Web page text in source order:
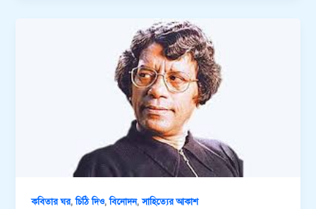
কবিতার ঘর,চিঠি দিও,বিনোদন,সাহিত্যের আকাশ